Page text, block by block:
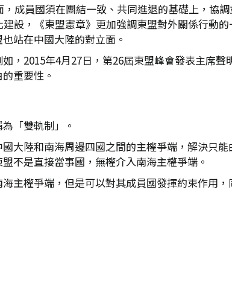
成員國須在團結一致、共同進退的基礎上，協
設，《東盟憲章》更加強調東盟對外關係行動
站在中國大陸的對立面。
，2015年4月27日，第26屆東盟峰會發表主席聲
重要性。
「雙軌制」。
大陸和南海周邊四國之間的主權爭端，解決只
不是直接當事國，無權介入南海主權爭端。
主權爭端，但是可以對其成員國發揮約束作用